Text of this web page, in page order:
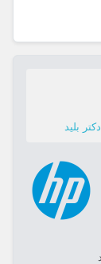
دکتر بلید